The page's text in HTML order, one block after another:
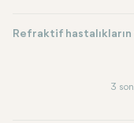
Refraktif
3